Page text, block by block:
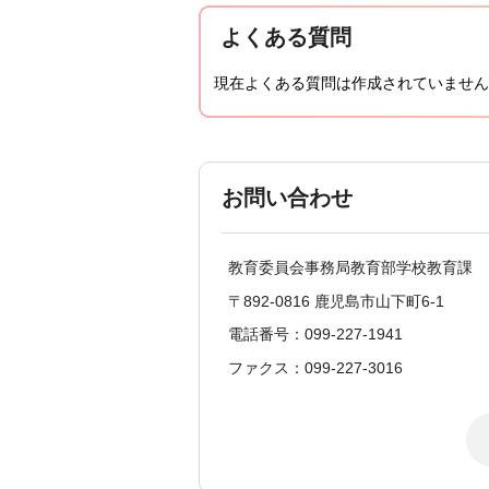
よくある質問
現在よくある質問は作成されていませ
お問い合わせ
教育委員会事務局教育部学校教育課
〒892-0816 鹿児島市山下町6-1
電話番号：099-227-1941
ファクス：099-227-3016